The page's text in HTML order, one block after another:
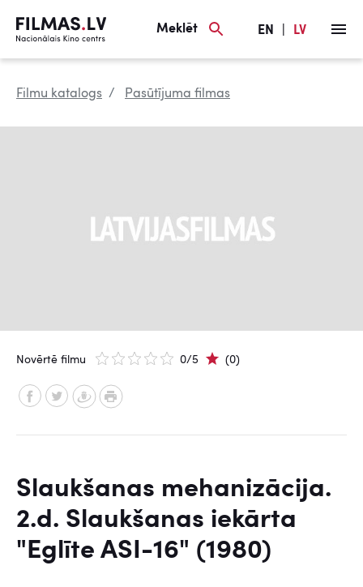
Meklēt EN LV
Filmu katalogs Pasūtījuma filmas
Novērtē filmu 0/5 (0)
Slaukšanas mehanizācija.
2.d. Slaukšanas iekārta
"Eglīte ASI-16" (1980)